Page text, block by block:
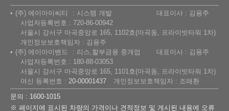
(주) 에이아이씨티 시스템 개발
대표이사 : 김용주
사업자등록번호 : 720-86-00942
서울시 강서구 마곡중앙로 165, 1102호(마곡동, 프라이빗타워 1차)
개인정보보호책임자 : 김용주
(주) 에이아이밴드
리스,할부금융 중개업
대표이사 : 김용주
사업자등록번호 : 180-88-03053
서울시 강서구 마곡중앙로 165, 1101호(마곡동, 프라이빗타워 1차)
여신 등록번호 : 20-00001437
개인정보보호책임자 : 조래환
문의 : 1600-1015
※ 페이지에 표시된 차량의 가격이나 견적정보 및 게시된 내용에 오류